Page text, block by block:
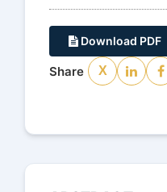
Download PDF
Share X